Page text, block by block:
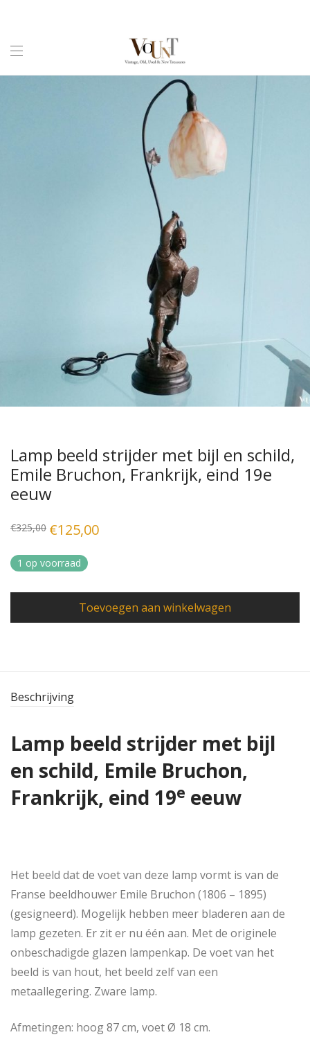
Lamp beeld strijder met bijl en schild,
Emile Bruchon, Frankrijk, eind 19e
eeuw
€325,00 Oorspronkelijke
prijs
€325,00.
€125,00Huidige
prijs
1 op voorraad
Toevoegen aan winkelwagen
Beschrijving
Lamp beeld strijder met bijl
en schild, Emile Bruchon,
Frankrijk, eind 19e eeuw
Het beeld dat de voet van deze lamp vormt is van de
Franse beeldhouwer Emile Bruchon (1806 – 1895)
(gesigneerd). Mogelijk hebben meer bladeren aan de
lamp gezeten. Er zit er nu één aan. Met de originele
onbeschadigde glazen lampenkap. De voet van het
beeld is van hout, het beeld zelf van een
metaallegering. Zware lamp.
Afmetingen: hoog 87 cm, voet Ø 18 cm.